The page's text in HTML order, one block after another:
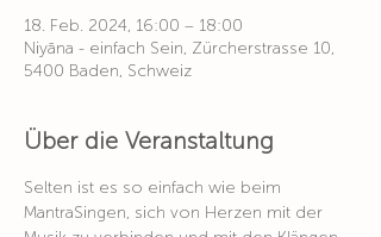
18. Feb. 2024, 16:00 – 18:00
Niyāna - einfach Sein, Zürcherstrasse 10,
5400 Baden, Schweiz
Über die Veranstaltung
Selten ist es so einfach wie beim
MantraSingen, sich von Herzen mit der